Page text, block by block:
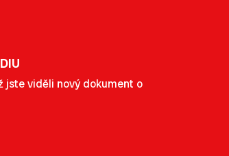
jste viděli nový dokument o